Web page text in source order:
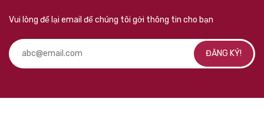
Vui lòng để lại email để chúng tôi gởi thông tin cho bạn
ĐĂNG KÝ!